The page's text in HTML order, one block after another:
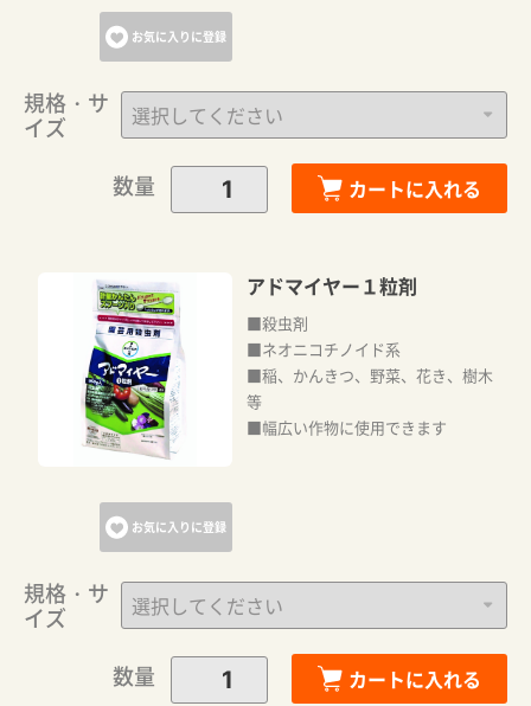
お気に入りに登録
規格・サ
イズ
数量
カートに入れる
お気に入りに登録
アドマイヤー１粒剤
■殺虫剤
■ネオニコチノイド系
■稲、かんきつ、野菜、花き、樹木
等
■幅広い作物に使用できます
規格・サ
イズ
数量
カートに入れる